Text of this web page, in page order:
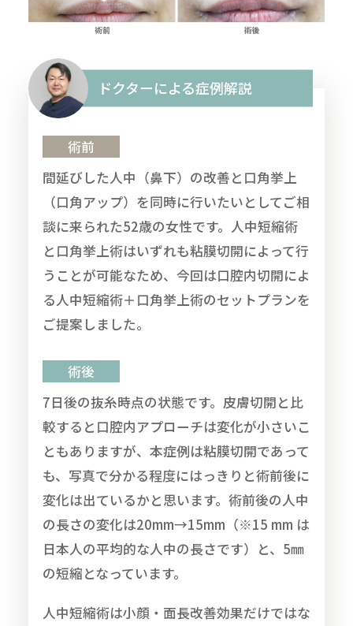
ドクターによる症例解説
術前
間延びした人中（鼻下）の改善と口角挙上
（口角アップ）を同時に行いたいとしてご相
談に来られた52歳の女性です。人中短縮術
と口角挙上術はいずれも粘膜切開によって行
うことが可能なため、今回は口腔内切開によ
る人中短縮術＋口角挙上術のセットプランを
ご提案しました。
術後
7日後の抜糸時点の状態です。皮膚切開と比
較すると口腔内アプローチは変化が小さいこ
ともありますが、本症例は粘膜切開であって
も、写真で分かる程度にはっきりと術前後に
変化は出ているかと思います。術前後の人中
の長さの変化は20mm→15mm（※15 mm は
日本人の平均的な人中の長さです）と、5㎜
の短縮となっています。
人中短縮術は小顔・面長改善効果だけではな